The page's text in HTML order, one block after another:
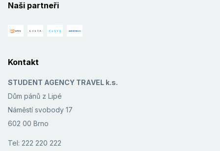
Naši partneři
Kontakt
STUDENT AGENCY TRAVEL k.s.
Dům pánů z Lipé
Náměstí svobody 17
602 00 Brno
Tel: 222 220 222